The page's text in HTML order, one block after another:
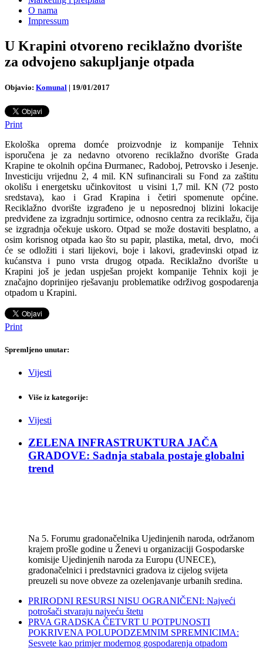
O nama
Impressum
U Krapini otvoreno reciklažno dvorište
za odvojeno sakupljanje otpada
Objavio: Komunal | 19/01/2017
Print
Ekološka oprema domće proizvodnje iz kompanije Tehnix
isporučena je za nedavno otvoreno reciklažno dvorište Grada
Krapine te okolnih općina Đurmanec, Radoboj, Petrovsko i Jesenje.
Investiciju vrijednu 2, 4 mil. KN sufinancirali su Fond za zaštitu
okolišu i energetsku učinkovitost u visini 1,7 mil. KN (72 posto
sredstava), kao i Grad Krapina i četiri spomenute općine.
Reciklažno dvorište izgrađeno je u neposrednoj blizini lokacije
predviđene za izgradnju sortirnice, odnosno centra za reciklažu, čija
se izgradnja očekuje uskoro. Otpad se može dostaviti besplatno, a
osim korisnog otpada kao što su papir, plastika, metal, drvo, moći
će se odložiti i stari lijekovi, boje i lakovi, građevinski otpad iz
kućanstva i puno vrsta drugog otpada. Reciklažno dvorište u
Krapini još je jedan uspješan projekt kompanije Tehnix koji je
značajno doprinijeo rješavanju problematike održivog gospodarenja
otpadom u Krapini.
Print
Spremljeno unutar:
Vijesti
Više iz kategorije:
Vijesti
ZELENA INFRASTRUKTURA JAČA
GRADOVE: Sadnja stabala postaje globalni
trend
Na 5. Forumu gradonačelnika Ujedinjenih naroda, održanom
krajem prošle godine u Ženevi u organizaciji Gospodarske
komisije Ujedinjenih naroda za Europu (UNECE),
gradonačelnici i predstavnici gradova iz cijelog svijeta
preuzeli su nove obveze za ozelenjavanje urbanih sredina.
PRIRODNI RESURSI NISU OGRANIČENI: Najveći
potrošači stvaraju najveću štetu
PRVA GRADSKA ČETVRT U POTPUNOSTI
POKRIVENA POLUPODZEMNIM SPREMNICIMA:
Sesvete kao primjer modernog gospodarenja otpadom